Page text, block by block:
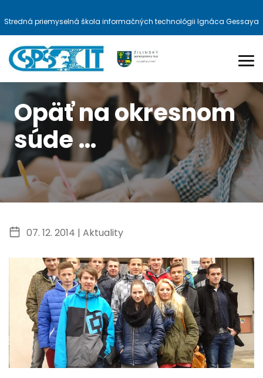
Stredná priemyselná škola informačných technológii Ignáca Gessaya
Opäť na okresnom
súde …
07. 12. 2014 | Aktuality